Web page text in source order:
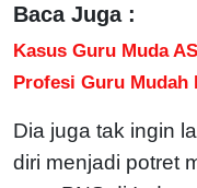
Baca Juga :
Kasus Guru Muda
Profesi Guru
Dia juga tak ingin
diri menjadi potret